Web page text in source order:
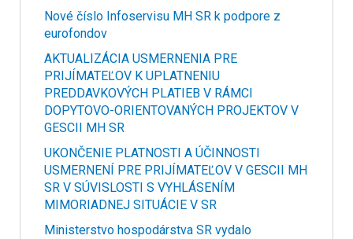
Nové číslo Infoservisu MH SR k podpore z
eurofondov
AKTUALIZÁCIA USMERNENIA PRE
PRIJÍMATEĽOV K UPLATNENIU
PREDDAVKOVÝCH PLATIEB V RÁMCI
DOPYTOVO-ORIENTOVANÝCH PROJEKTOV V
GESCII MH SR
UKONČENIE PLATNOSTI A ÚČINNOSTI
USMERNENÍ PRE PRIJÍMATEĽOV V GESCII MH
SR V SÚVISLOSTI S VYHLÁSENÍM
MIMORIADNEJ SITUÁCIE V SR
Ministerstvo hospodárstva SR vydalo